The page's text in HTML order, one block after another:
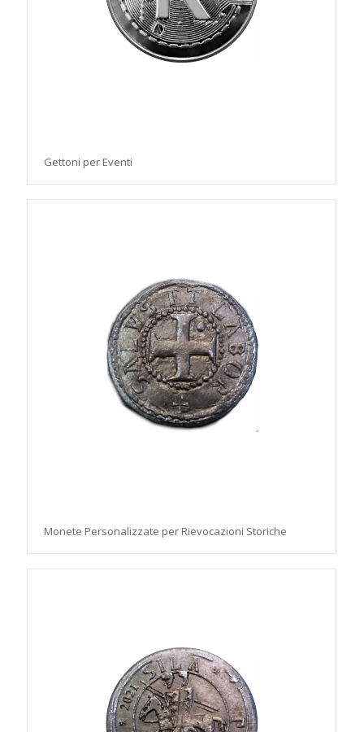
Gettoni per Eventi
Monete Personalizzate per Rievocazioni Storiche